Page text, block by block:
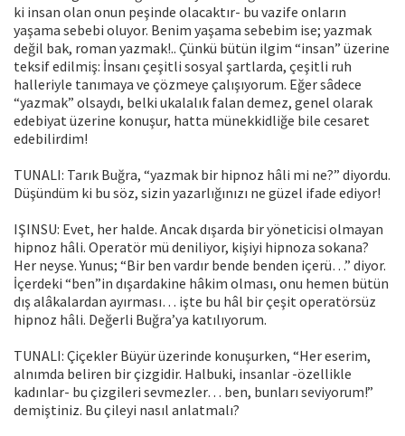
ki insan olan onun peşinde olacaktır- bu vazife onların
yaşama sebebi oluyor. Benim yaşama sebebim ise; yazmak
değil bak, roman yazmak!.. Çünkü bütün ilgim “insan” üzerine
teksif edilmiş: İnsanı çeşitli sosyal şartlarda, çeşitli ruh
halleriyle tanımaya ve çözmeye çalışıyorum. Eğer sâdece
“yazmak” olsaydı, bel­ki ukalalık falan demez, genel olarak
edebiyat üzerine konuşur, hatta münekkidliğe bile cesaret
edebilirdim!
TUNALI: Tarık Buğra, “yazmak bir hipnoz hâli mi ne?” diyordu.
Düşündüm ki bu söz, sizin yazarlığınızı ne güzel ifade ediyor!
IŞINSU: Evet, her halde. Ancak dışarda bir yöneticisi olmayan
hipnoz hâli. Operatör mü deniliyor, kişiyi hipnoza sokana?
Her neyse. Yunus; “Bir ben vardır bende benden içerü…” diyor.
İçerdeki “ben”in dışardakine hâ­kim olması, onu hemen bütün
dış alâkalardan ayırması… işte bu hâl bir çeşit operatörsüz
hipnoz hâli. Değerli Buğra’ya katılıyorum.
TUNALI: Çiçekler Büyür üzerinde konuşurken, “Her eserim,
alnımda beliren bir çizgidir. Halbuki, insanlar -özellikle
kadınlar- bu çizgileri sevmezler… ben, bunları seviyorum!”
demiştiniz. Bu çileyi nasıl anlatmalı?